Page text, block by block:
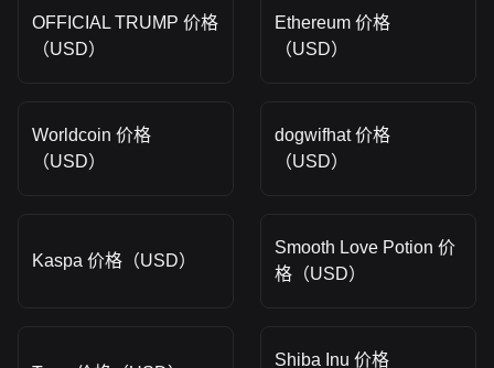
OFFICIAL TRUMP 价格
（USD）
Ethereum 价格
（USD）
Worldcoin 价格
（USD）
dogwifhat 价格
（USD）
Kaspa 价格（USD）
Smooth Love Potion 价
格（USD）
Shiba Inu 价格